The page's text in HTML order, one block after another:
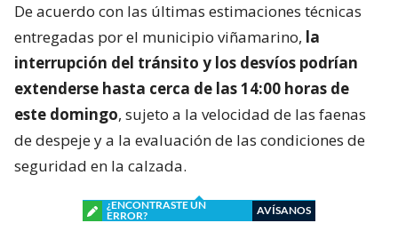
De acuerdo con las últimas estimaciones técnicas
entregadas por el municipio viñamarino, la
interrupción del tránsito y los desvíos podrían
extenderse hasta cerca de las 14:00 horas de
este domingo, sujeto a la velocidad de las faenas
de despeje y a la evaluación de las condiciones de
seguridad en la calzada.
¿ENCONTRASTE UN
ERROR?
AVÍSANOS